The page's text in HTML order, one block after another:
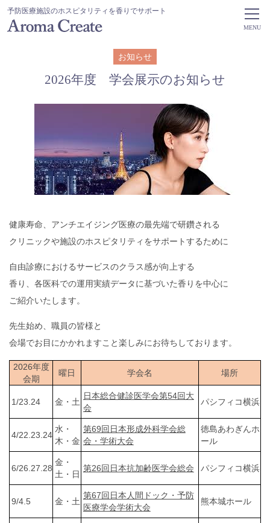
予防医療施設のホスピタリティを香りでサポート
MENU
お知らせ
2026年度 学会展示のお知らせ
健康寿命、アンチエイジング医療の最先端で研鑽される
クリニックや施設のホスピタリティをサポートするために
自由診療におけるサービスのクラス感が向上する
香り、各医科での運用実績データに基づいた香りを中心に
ご紹介いたします。
先生始め、職員の皆様と
会場でお目にかかれますこと楽しみにお待ちしております。
2026年度
会期
曜日 学会名 場所
1/23.24 金・土
日本総合健診医学会第54回大
会
パシフィコ横浜
4/22.23.24
水・
木・金
第69回日本形成外科学会総
会・学術大会
徳島あわぎんホ
ール
6/26.27.28
金・
土・日
第26回日本抗加齢医学会総会 パシフィコ横浜
9/4.5 金・土
第67回日本人間ドック・予防
医療学会学術大会
熊本城ホール